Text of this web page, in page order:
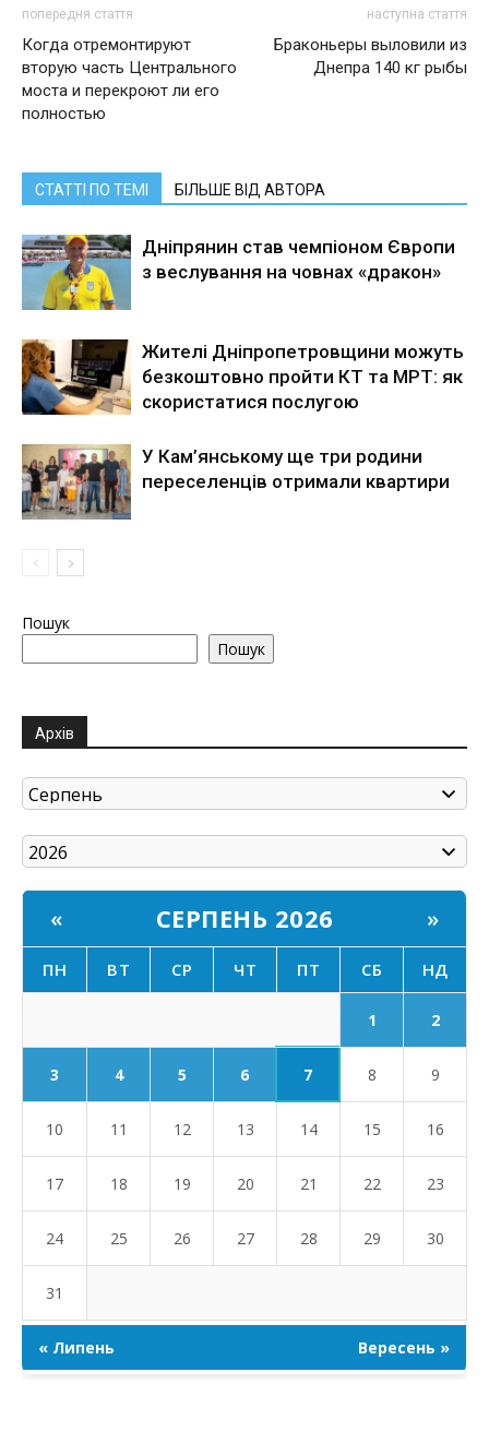
попередня стаття
Когда отремонтируют
вторую часть Центрального
моста и перекроют ли его
полностью
наступна стаття
Браконьеры выловили из
Днепра 140 кг рыбы
СТАТТІ ПО ТЕМІ БІЛЬШЕ ВІД АВТОРА
Дніпрянин став чемпіоном Європи
з веслування на човнах «дракон»
Жителі Дніпропетровщини можуть
безкоштовно пройти КТ та МРТ: як
скористатися послугою
У Кам’янському ще три родини
переселенців отримали квартири
Пошук
Пошук
Архів
« СЕРПЕНЬ 2026 »
ПН ВТ СР ЧТ ПТ СБ НД
1 2
3 4 5 6 7 8 9
10 11 12 13 14 15 16
17 18 19 20 21 22 23
24 25 26 27 28 29 30
31
« Липень Вересень »